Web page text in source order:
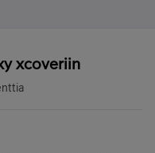
xcoveriin